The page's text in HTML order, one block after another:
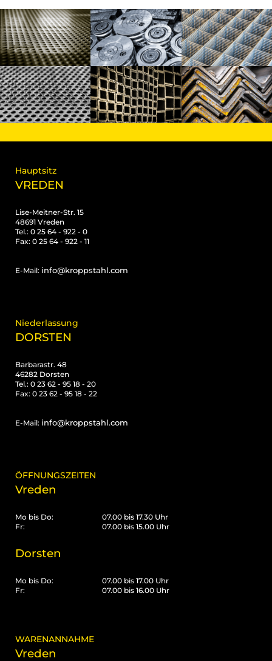
Hauptsitz
VREDEN
Lise-Meitner-Str. 15
48691 Vreden
Tel.: 0 25 64 - 922 - 0
Fax: 0 25 64 - 922 - 11
E-Mail: info@kroppstahl.com
Niederlassung
DORSTEN
Barbarastr. 48
46282 Dorsten
Tel.: 0 23 62 - 95 18 - 20
Fax: 0 23 62 - 95 18 - 22
E-Mail: info@kroppstahl.com
ÖFFNUNGSZEITEN
Vreden
Mo bis Do:
Fr:
07.00 bis 17.30 Uhr
07.00 bis 15.00 Uhr
Dorsten
Mo bis Do:
Fr:
07.00 bis 17.00 Uhr
07.00 bis 16.00 Uhr
WARENANNAHME
Vreden